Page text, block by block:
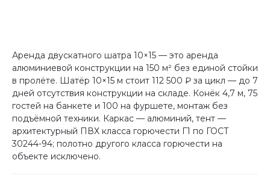
Аренда двускатного шатра 10×15 — это аренда
алюминиевой конструкции на 150 м² без единой стойки
в пролёте. Шатёр 10×15 м стоит 112 500 ₽ за цикл — до 7
дней отсутствия конструкции на складе. Конёк 4,7 м, 75
гостей на банкете и 100 на фуршете, монтаж без
подъёмной техники. Каркас — алюминий, тент —
архитектурный ПВХ класса горючести Г1 по ГОСТ
30244-94; полотно другого класса горючести на
объекте исключено.